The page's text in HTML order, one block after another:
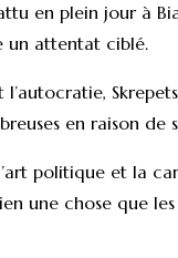
en plein jour à
un attentat ciblé.
en raison de
politique et la
une chose que